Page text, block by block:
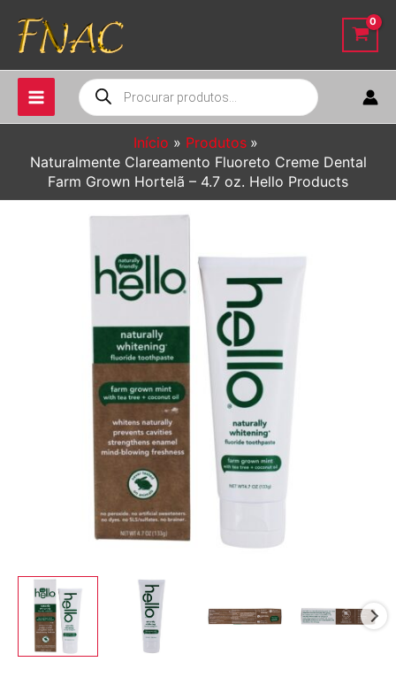
para
conteúdo
Pesquisar
produtos
Início
Produtos
Naturalmente Clareamento Fluoreto Creme Dental
Farm Grown Hortelã – 4.7 oz. Hello Products